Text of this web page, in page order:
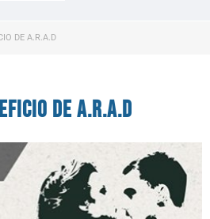
DE A.R.A.D
de A.R.A.D